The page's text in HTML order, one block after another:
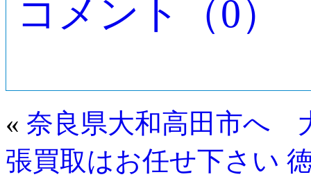
コメント（0）
« 奈良県大和高田市へ
張買取はお任せ下さい